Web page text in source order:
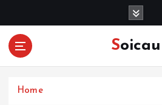
Soicau
Home